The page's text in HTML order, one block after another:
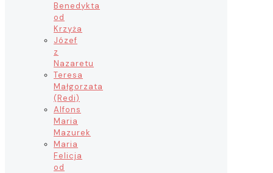
Benedykta
od
Krzyża
Józef
z
Nazaretu
Teresa
Małgorzata
(Redi)
Alfons
Maria
Mazurek
Maria
Felicja
od